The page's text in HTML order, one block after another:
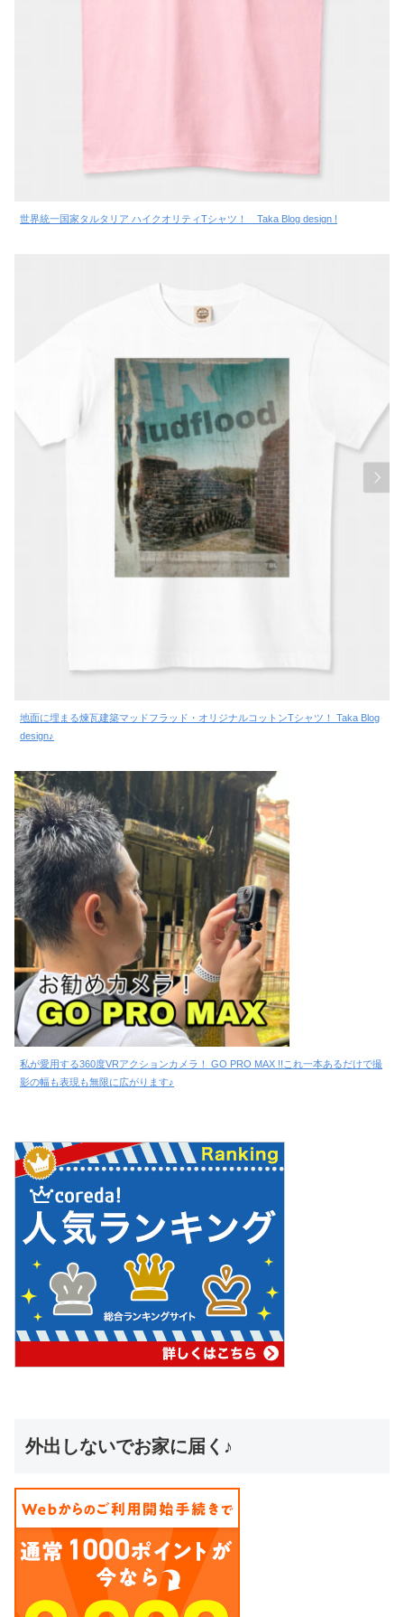
世界統一国家タルタリア ハイクオリティTシャツ！ Taka Blog design !
地面に埋まる煉瓦建築マッドフラッド・オリジナルコットンTシャツ！ Taka Blog
design♪
私が愛用する360度VRアクションカメラ！ GO PRO MAX !!これ一本あるだけで撮
影の幅も表現も無限に広がります♪
外出しないでお家に届く♪